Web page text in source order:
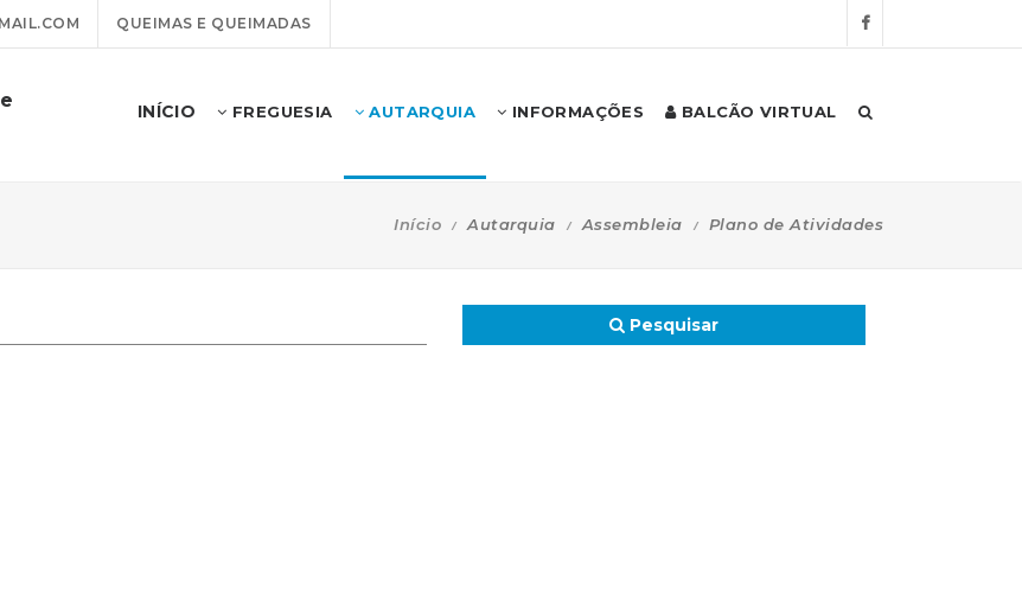
QUEIMAS E QUEIMADAS
INÍCIO FREGUESIA AUTARQUIA INFORMAÇÕES BALCÃO VIRTUAL
Início Autarquia Assembleia Plano de Atividades
Pesquisar